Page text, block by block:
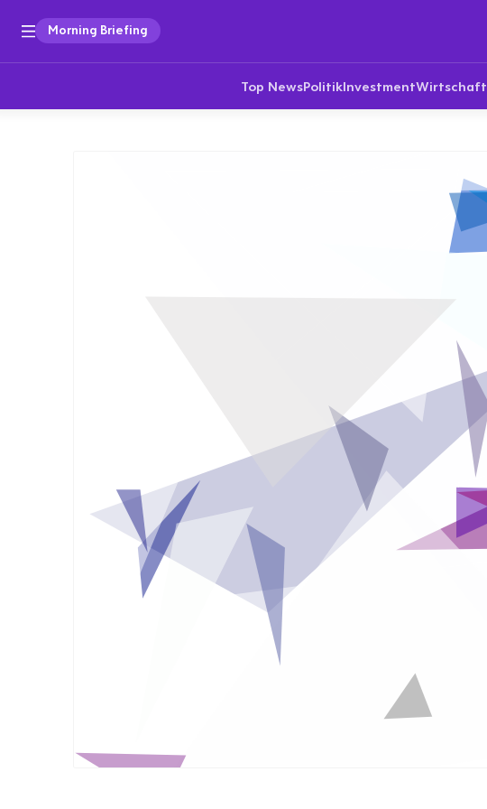
Morning Briefing
Top NewsPolitikInvestmentWirtschaft